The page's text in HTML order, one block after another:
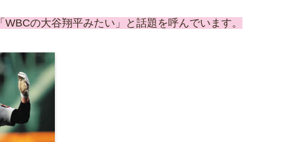
「WBCの大谷翔平みたい」と話題を呼んでいます。